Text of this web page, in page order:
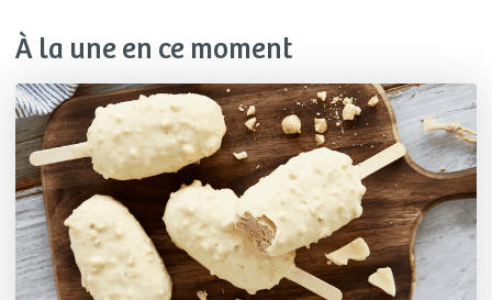
À la une en ce moment